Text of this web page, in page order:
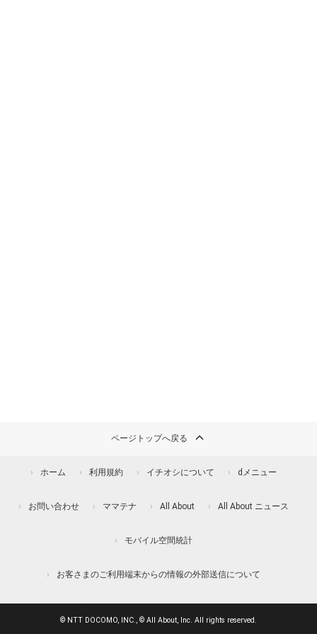
ページトップへ戻る
ホーム 利用規約 イチオシについて dメニュー
お問い合わせ ママテナ All About All About ニュース
モバイル空間統計
お客さまのご利用端末からの情報の外部送信について
© NTT DOCOMO, INC., © All About, Inc. All rights reserved.